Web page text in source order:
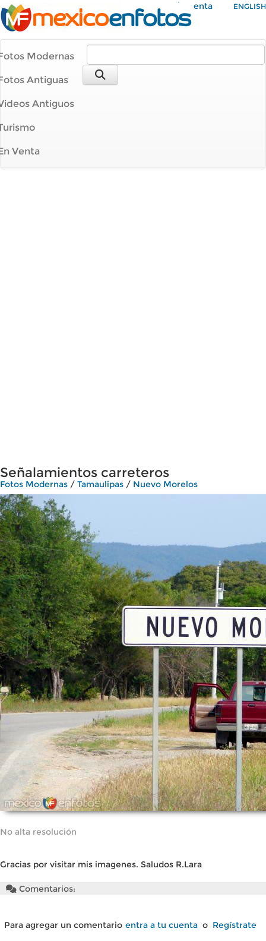
Mi Cuenta ENGLISH
Modernas
Antiguas
Antiguos
Venta
Señalamientos carreteros
Fotos Modernas / Tamaulipas / Nuevo Morelos
No alta resolución
Gracias por visitar mis imagenes. Saludos R.Lara
Comentarios:
Para agregar un comentario entra a tu cuenta o Regístrate